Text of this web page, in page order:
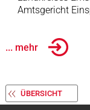
Amtsgericht
... mehr
ÜBERSICHT